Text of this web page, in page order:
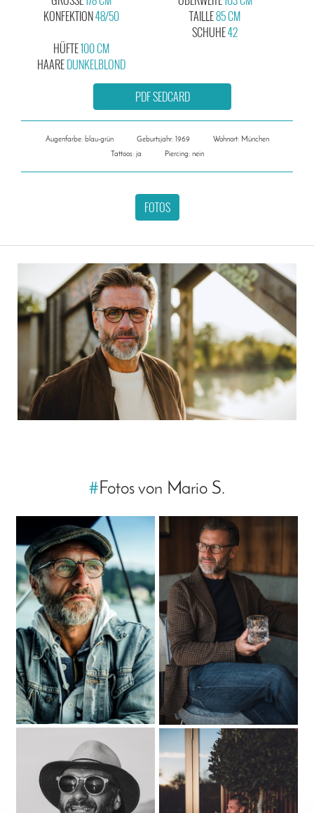
KONFEKTION48/50
TAILLE85 CM
SCHUHE42
HÜFTE100 CM
HAAREDUNKELBLOND
PDF SEDCARD
Augenfarbe: blau-grün Geburtsjahr: 1969
Wohnort: München
Tattoos: ja
Piercing: nein
FOTOS
#Fotos von Mario S.